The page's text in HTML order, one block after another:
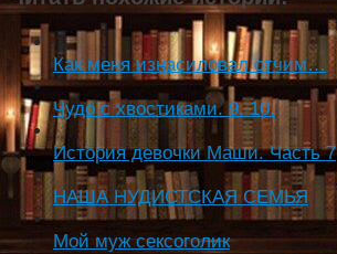
Как меня изнасиловал отчим…
Чудо с хвостиками. 9. 10.
История девочки Маши. Часть 7
НАША НУДИСТСКАЯ СЕМЬЯ
Мой муж сексоголик